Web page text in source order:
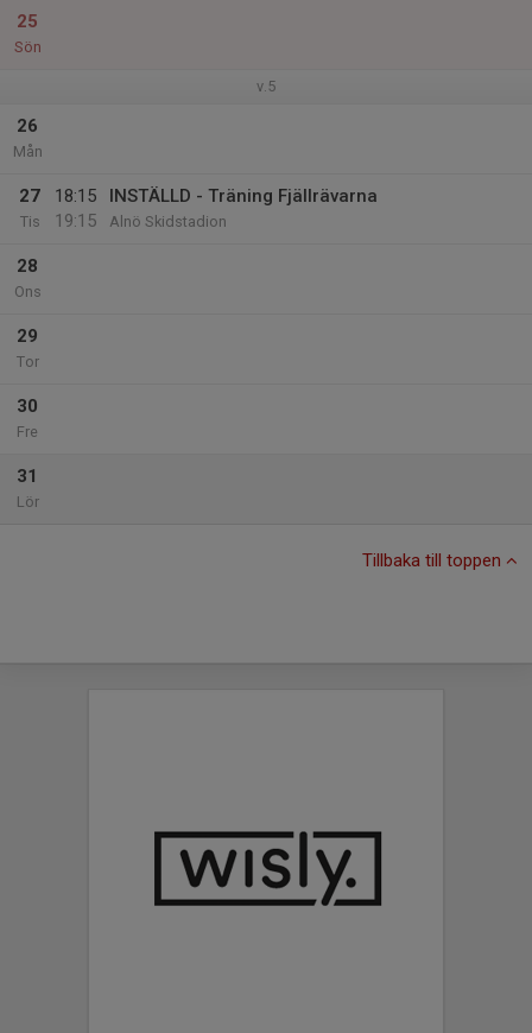
25
Sön
v.5
26
Mån
27
Tis
18:15
19:15
INSTÄLLD - Träning Fjällrävarna
Alnö Skidstadion
28
Ons
29
Tor
30
Fre
31
Lör
Tillbaka till toppen